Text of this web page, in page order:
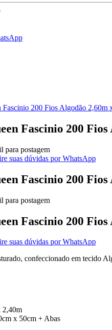
200 Fios Algodão 2,60m
Fascinio 200
para postagem
suas dúvidas por WhatsApp
Fascinio 200
para postagem
Fascinio 200
suas dúvidas por WhatsApp
confeccionado em tecido
2,40m
x 50cm + Abas